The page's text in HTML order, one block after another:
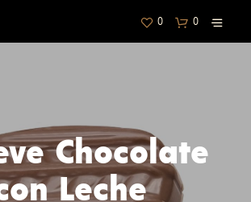
0 0
Chocolate
Leche